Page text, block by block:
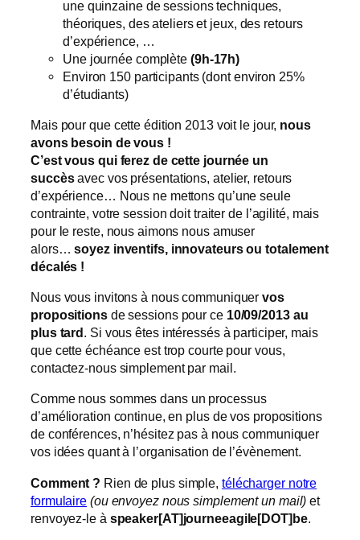
une quinzaine de sessions techniques,
théoriques, des ateliers et jeux, des retours
d’expérience, …
Une journée complète (9h-17h)
Environ 150 participants (dont environ 25%
d’étudiants)
Mais pour que cette édition 2013 voit le jour, nous
avons besoin de vous !
C’est vous qui ferez de cette journée un
succèsavec vos présentations, atelier, retours
d’expérience… Nous ne mettons qu’une seule
contrainte, votre session doit traiter de l’agilité, mais
pour le reste, nous aimons nous amuser
alors…soyez inventifs, innovateurs ou totalement
décalés !
Nous vous invitons à nous communiquervos
propositionsde sessions pour ce 10/09/2013 au
plus tard. Si vous êtes intéressés à participer, mais
que cette échéance est trop courte pour vous,
contactez-nous simplement par mail.
Comme nous sommes dans un processus
d’amélioration continue, en plus de vos propositions
de conférences, n’hésitez pas à nous communiquer
vos idées quant à l’organisation de l’évènement.
Comment ? Rien de plus simple, télécharger notre
formulaire (ou envoyez nous simplement un mail) et
renvoyez-le à speaker[AT]journeeagile[DOT]be.